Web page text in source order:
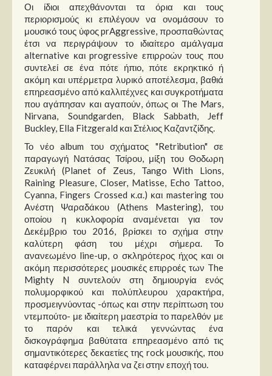
Οι ίδιοι απεχθάνονται τα όρια και τους
περιορισμούς κι επιλέγουν να ονομάσουν το
μουσικό τους ύφος prAggressive, προσπαθώντας
έτσι να περιγράψουν το ιδιαίτερο αμάλγαμα
alternative και progressive επιρροών τους που
συντελεί σε ένα πότε ήπιο, πότε εκρηκτικό ή
ακόμη και υπέρμετρα λυρικό αποτέλεσμα, βαθιά
επηρεασμένο από καλλιτέχνες και συγκροτήματα
που αγάπησαν και αγαπούν, όπως οι The Mars,
Nirvana, Soundgarden, Black Sabbath, Jeff
Buckley, Ella Fitzgerald και Στέλιος Καζαντζίδης.
Το νέο album του σχήματος "Retribution" σε
παραγωγή Νατάσας Τσίρου, μίξη του Θοδωρη
Ζευκιλή (Planet of Zeus, Tango With Lions,
Raining Pleasure, Closer, Matisse, Echo Tattoo,
Cyanna, Fingers Crossed κ.α.) και mastering του
Ανέστη Ψαραδάκου (Athens Mastering), του
οποίου η κυκλοφορία αναμένεται για τον
Δεκέμβριο του 2016, βρίσκει το σχήμα στην
καλύτερη φάση του μέχρι σήμερα. Το
ανανεωμένο line-up, ο σκληρότερος ήχος και οι
ακόμη περισσότερες μουσικές επιρροές των The
Mighty N συντελούν στη δημιουργία ενός
πολυμορφικού και πολύπλευρου χαρακτήρα,
προσμειγνύοντας -όπως και στην περίπτωση του
ντεμπούτο- με ιδιαίτερη μαεστρία το παρελθόν με
το παρόν και τελικά γεννώντας ένα
δισκογράφημα βαθύτατα επηρεασμένο από τις
σημαντικότερες δεκαετίες της rock μουσικής, που
καταφέρνει παράλληλα να ζει στην εποχή του.